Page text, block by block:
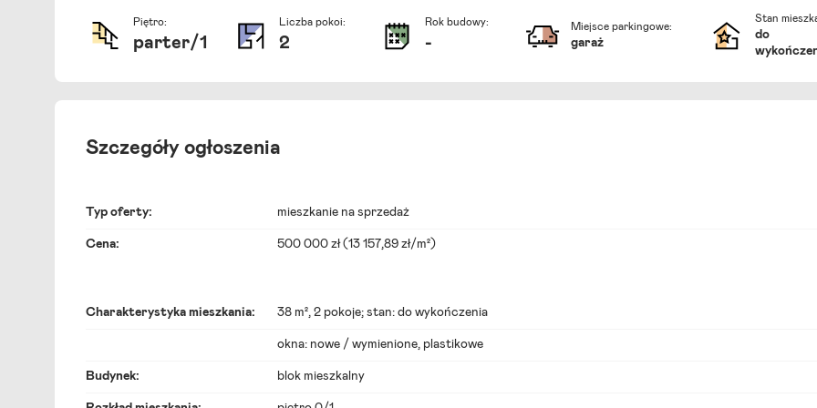
Piętro:
parter/1
Liczba pokoi:
2
Rok budowy:
-
Miejsce parkingowe:
garaż
Stan
do
Szczegóły ogłoszenia
Typ oferty: mieszkanie na sprzedaż
Cena: 500 000 zł (13 157,89 zł/m²)
Charakterystyka mieszkania: 38 m², 2 pokoje; stan: do wykończenia
okna: nowe / wymienione, plastikowe
Budynek: blok mieszkalny